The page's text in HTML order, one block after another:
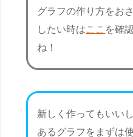
グラフの作り方をお
したい時はここ を確
ね！
新しく作ってもいい
あるグラフをまずは